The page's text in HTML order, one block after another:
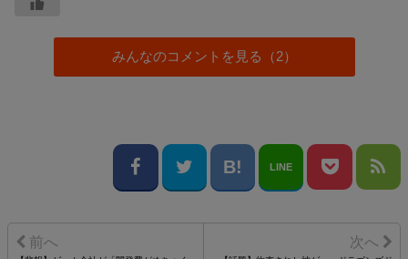
みんなのコメントを見る（2）
LINE